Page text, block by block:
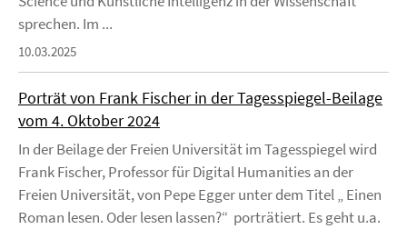
sprechen. Im ...
10.03.2025
Porträt von Frank Fischer in der Tagesspiegel-Beilage
vom 4. Oktober 2024
In der Beilage der Freien Universität im Tagesspiegel wird
Frank Fischer, Professor für Digital Humanities an der
Freien Universität, von Pepe Egger unter dem Titel „ Einen
Roman lesen. Oder lesen lassen?“ porträtiert. Es geht u.a.